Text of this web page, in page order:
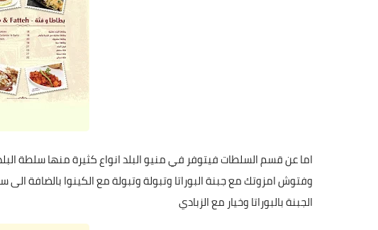
اما عن قسم السلطات فيتوفر في منيو البلد انواع كثيرة منها سلطة
وفتوش امزوتك مع جبنة البوراتا وتبولة وتبولة مع الكينوا بالضافة
الجبنة بالبوراتا وخيار مع الزبادي